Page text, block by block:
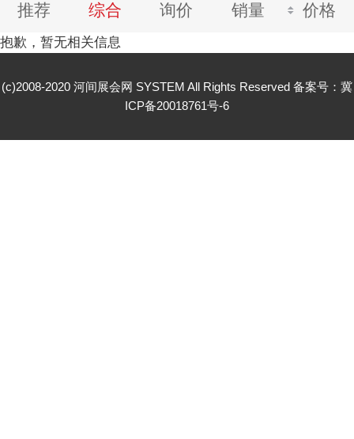
推荐 综合 询价 销量 价格
抱歉，暂无相关信息
(c)2008-2020 河间展会网 SYSTEM All Rights Reserved 备案号： 冀
ICP备20018761号-6